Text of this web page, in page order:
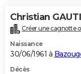
Christian
Créer une cagnotte
Naissance
30/06/1961 à
Décès